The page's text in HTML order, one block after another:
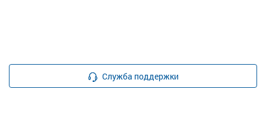
Служба поддержки